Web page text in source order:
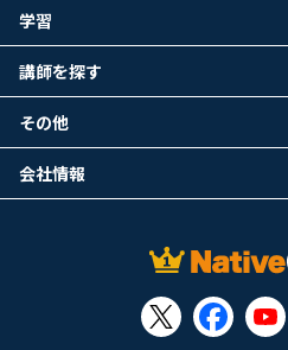
学習
講師を探す
その他
会社情報